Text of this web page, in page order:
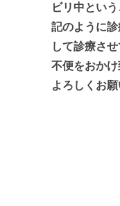
ビリ中とい
記のように
して診療さ
不便をおか
よろしくお願
院